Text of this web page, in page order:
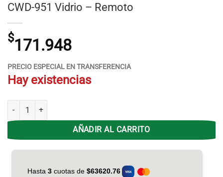
CWD-951 Vidrio – Remoto
$171.948
PRECIO ESPECIAL EN TRANSFERENCIA
Hay existencias
Caloventor Tipo Split Liliana Smartheat CWD-951 Vidrio - Remoto
AÑADIR AL CARRITO